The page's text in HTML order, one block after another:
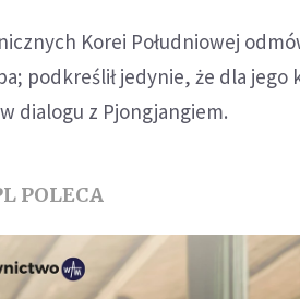
Korei Południowej
podkreślił jedynie, że dla jego
dialogu z Pjongjangiem.
POLECA